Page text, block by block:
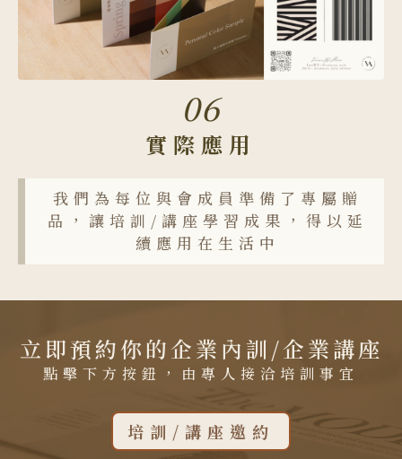
06
實際應用
我們為每位與會成員準備了專屬贈
品，讓培訓/講座學習成果，得以延
續應用在生活中
立即預約你的企業內訓/企業講座
點擊下方按鈕，由專人接洽培訓事宜
培訓/講座邀約